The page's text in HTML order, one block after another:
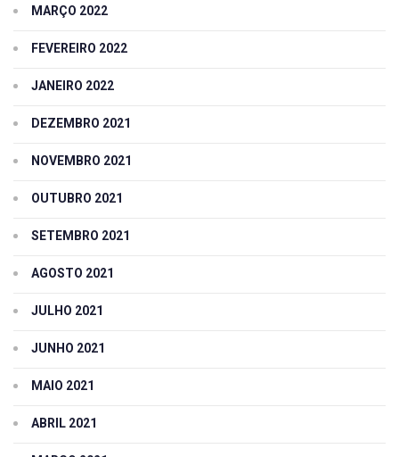
MARÇO 2022
FEVEREIRO 2022
JANEIRO 2022
DEZEMBRO 2021
NOVEMBRO 2021
OUTUBRO 2021
SETEMBRO 2021
AGOSTO 2021
JULHO 2021
JUNHO 2021
MAIO 2021
ABRIL 2021